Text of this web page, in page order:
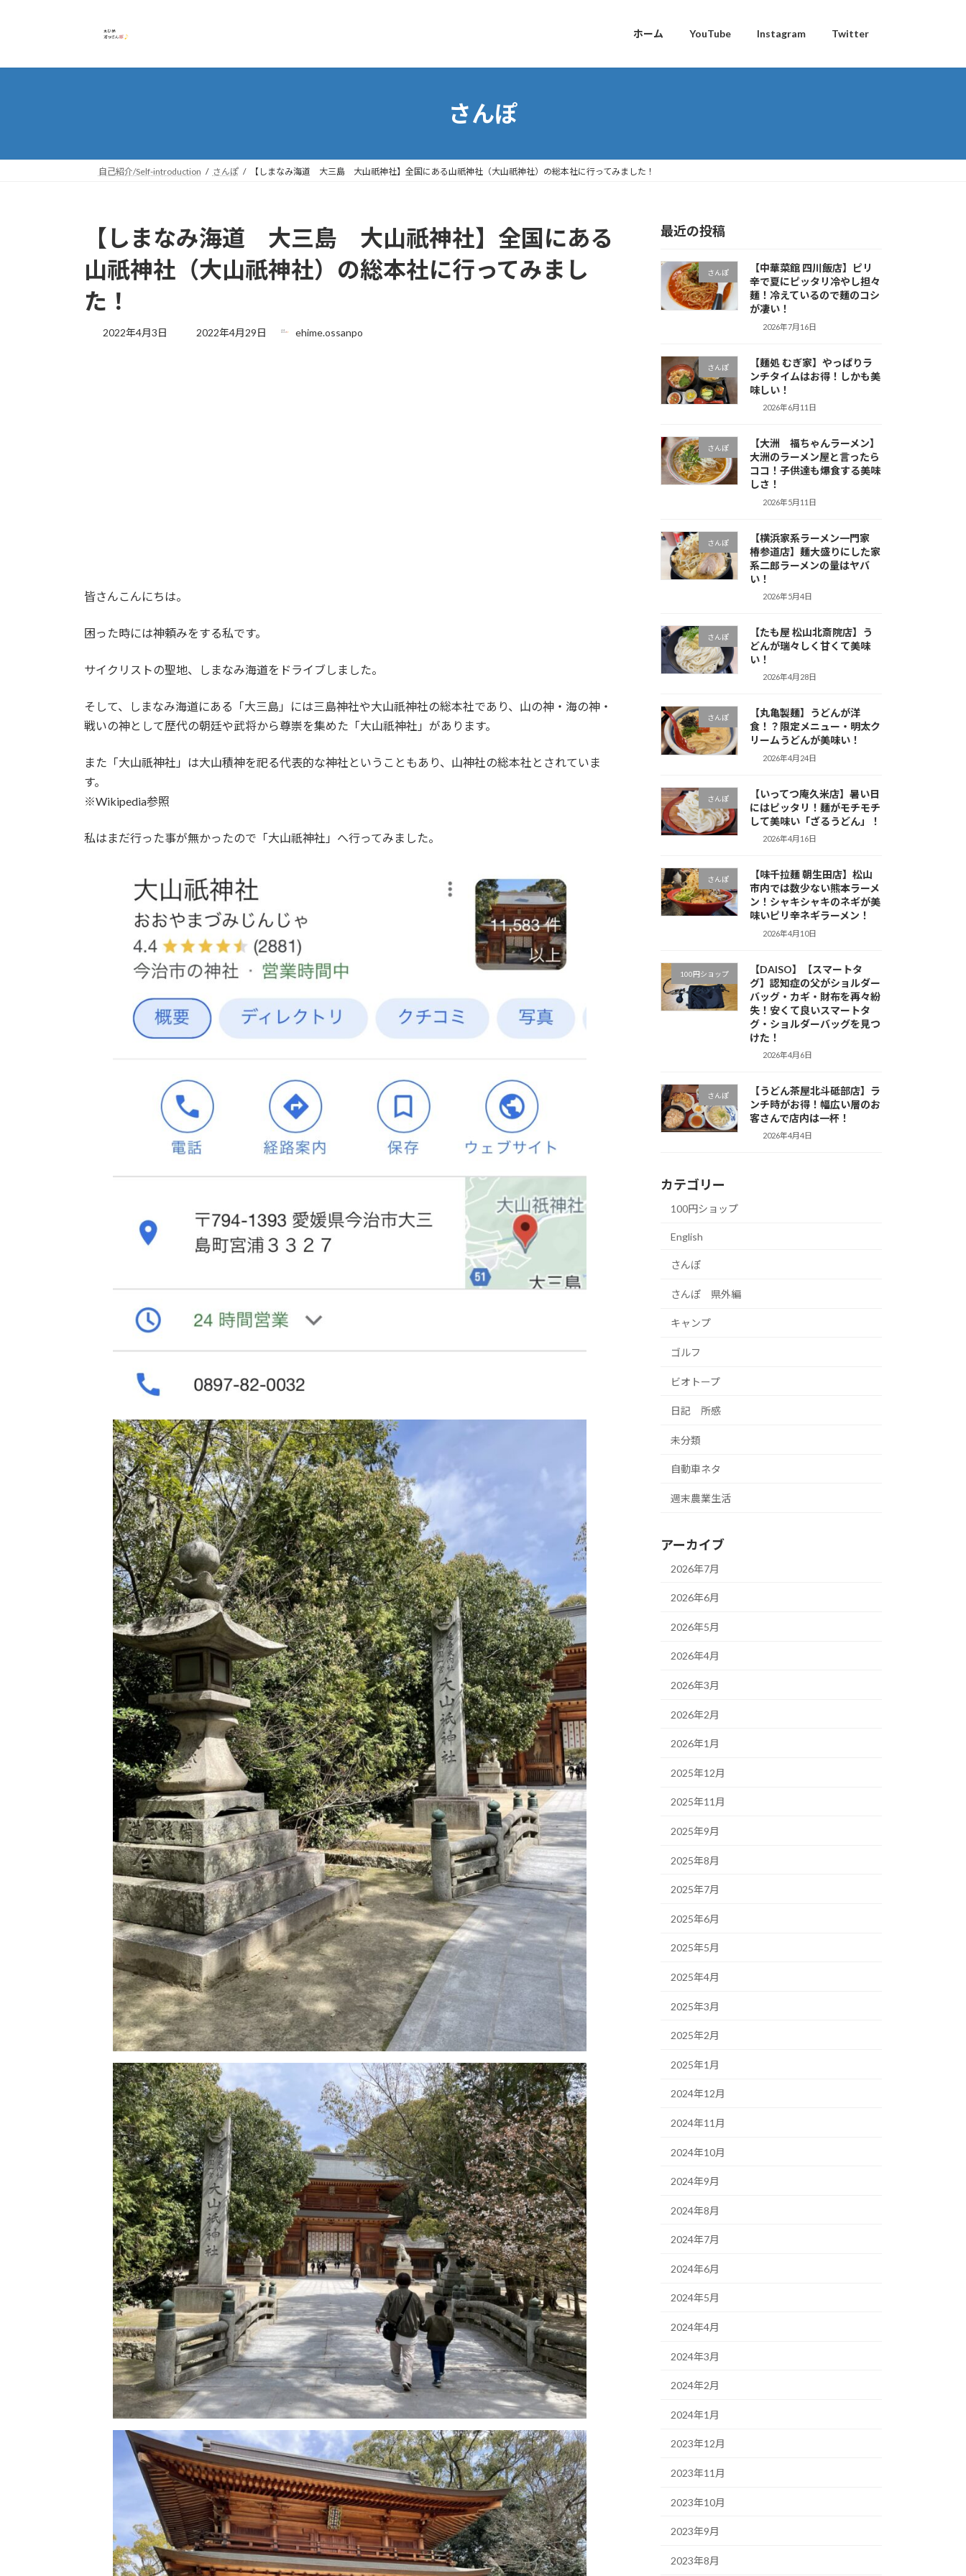
プ
動
ホーム YouTube Instagram Twitter
さんぽ
自己紹介/Self-introduction さんぽ 【しまなみ海道 大三島 大山祇神社】全国にある山祇神社（大山祇神社）の総本社に行ってみました！
【しまなみ海道 大三島 大山祇神社】全国にある
山祇神社（大山祇神社）の総本社に行ってみまし
た！
2022年4月3日
最
2022年4月29日 ehime.ossanpo
皆さんこんにちは。
困った時には神頼みをする私です。
サイクリストの聖地、しまなみ海道をドライブしました。
そして、しまなみ海道にある「大三島」には三島神社や大山祇神社の総本社であり、山の神・海の神・
戦いの神として歴代の朝廷や武将から尊崇を集めた「大山祇神社」があります。
また「大山祇神社」は大山積神を祀る代表的な神社ということもあり、山神社の総本社とされていま
す。
※Wikipedia参照
私はまだ行った事が無かったので「大山祇神社」へ行ってみました。
最近の投稿
さんぽ
【中華菜館 四川飯店】ピリ
辛で夏にピッタリ冷やし担々
麺！冷えているので麺のコシ
が凄い！
2026年7月16日
さんぽ
【麺処 むぎ家】やっぱりラ
ンチタイムはお得！しかも美
味しい！
2026年6月11日
さんぽ
【大洲 福ちゃんラーメン】
大洲のラーメン屋と言ったら
ココ！子供達も爆食する美味
しさ！
2026年5月11日
さんぽ
【横浜家系ラーメン一門家
椿参道店】麺大盛りにした家
系二郎ラーメンの量はヤバ
い！
2026年5月4日
さんぽ
【たも屋 松山北斎院店】う
どんが瑞々しく甘くて美味
い！
2026年4月28日
さんぽ
【丸亀製麺】うどんが洋
食！？限定メニュー・明太ク
リームうどんが美味い！
2026年4月24日
さんぽ
【いってつ庵久米店】暑い日
にはピッタリ！麺がモチモチ
して美味い「ざるうどん」！
2026年4月16日
さんぽ
【味千拉麺 朝生田店】松山
市内では数少ない熊本ラーメ
ン！シャキシャキのネギが美
味いピリ辛ネギラーメン！
2026年4月10日
100円ショップ
【DAISO】【スマートタ
グ】認知症の父がショルダー
バッグ・カギ・財布を再々紛
失！安くて良いスマートタ
グ・ショルダーバッグを見つ
けた！
2026年4月6日
さんぽ
【うどん茶屋北斗砥部店】ラ
ンチ時がお得！幅広い層のお
客さんで店内は一杯！
2026年4月4日
カテゴリー
100円ショップ
English
さんぽ
さんぽ 県外編
キャンプ
ゴルフ
ビオトープ
日記 所感
未分類
自動車ネタ
週末農業生活
アーカイブ
2026年7月
2026年6月
2026年5月
2026年4月
2026年3月
2026年2月
2026年1月
2025年12月
2025年11月
2025年9月
2025年8月
2025年7月
2025年6月
2025年5月
2025年4月
2025年3月
2025年2月
2025年1月
2024年12月
2024年11月
2024年10月
2024年9月
2024年8月
2024年7月
2024年6月
2024年5月
2024年4月
2024年3月
2024年2月
2024年1月
2023年12月
2023年11月
2023年10月
2023年9月
2023年8月